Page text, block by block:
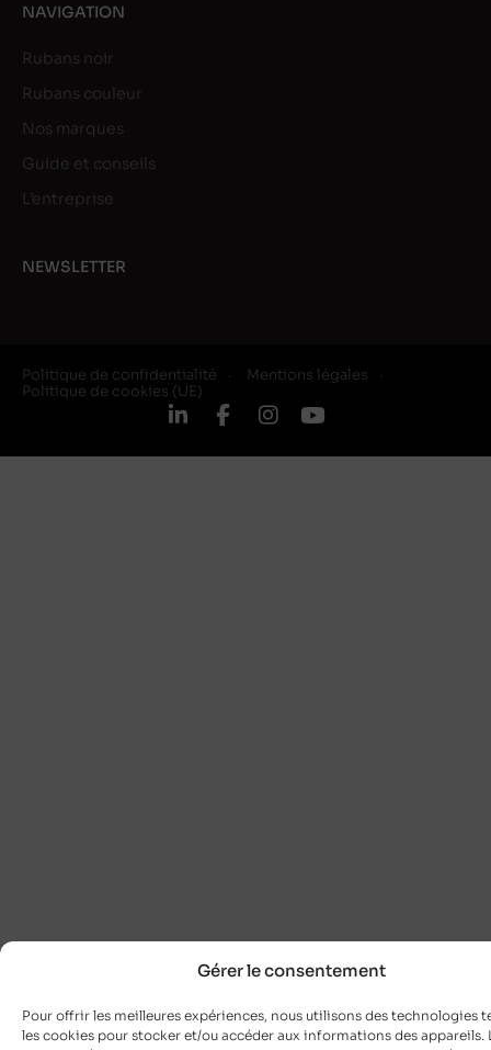
Gérer le consentement
Pour offrir les meilleures expériences, nous utilisons des technologies
les cookies pour stocker et/ou accéder aux informations des appareils.
NAVIGATION
Rubans noir
Rubans couleur
Nos marques
Guide et conseils
L’entreprise
NEWSLETTER
Politique de confidentialité
Mentions légales
Politique de cookies (UE)